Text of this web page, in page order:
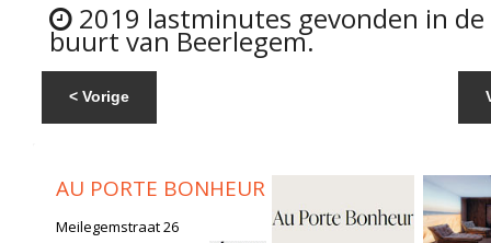
2019 lastminutes gevonden in de
buurt van Beerlegem.
< Vorige
AU PORTE BONHEUR
Meilegemstraat 26